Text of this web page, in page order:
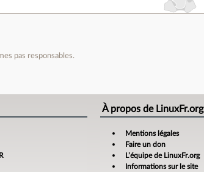
pas responsables.
À propos de LinuxFr.org
Mentions légales
Faire un don
L’équipe de LinuxFr.org
Informations sur le site